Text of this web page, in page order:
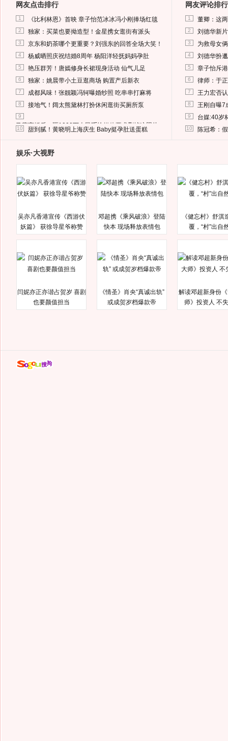
网友点击排行
1 《比利林恩》首映 章子怡范冰冰冯小刚捧场红毯
2 独家：买菜也要拗造型！金星携女逛街有派头
3 京东和奶茶哪个更重要？刘强东的回答全场大笑！
4 杨威晒照庆祝结婚8周年 杨阳洋轻抚妈妈孕肚
5 艳压群芳！唐嫣修身长裙现身活动 仙气儿足
6 独家：姚晨带小土豆逛商场 购置产后新衣
7 成都风味！张靓颖冯轲曝婚纱照 吃串串打麻将
8 接地气！阔太熊黛林打扮休闲逛街买厕所泵
9
马蓉离婚后，砸1000万人民币给媒体要求删掉这照片
10 甜到腻！黄晓明上海庆生 Baby挺孕肚送蛋糕
网友评论排行
1 董卿：这
2 刘德华新
3 为救母女
4 刘德华扮
5 章子怡斥
6 律师：于
7 王力宏否
8 王刚自曝7
9 台媒:40岁
10 陈冠希：
娱乐·大视野
吴亦凡香港宣传《西游伏
妖篇》 获徐导星爷称赞
邓超携《乘风破浪》登陆
快本 现场释放表情包
《健忘村》舒淇
覆，“村”出自
闫妮亦正亦谐占贺岁 喜剧
也要颜值担当
《情圣》肖央“真诚出轨”
或成贺岁档爆款帝
解读邓超新身份
师》投资人 不